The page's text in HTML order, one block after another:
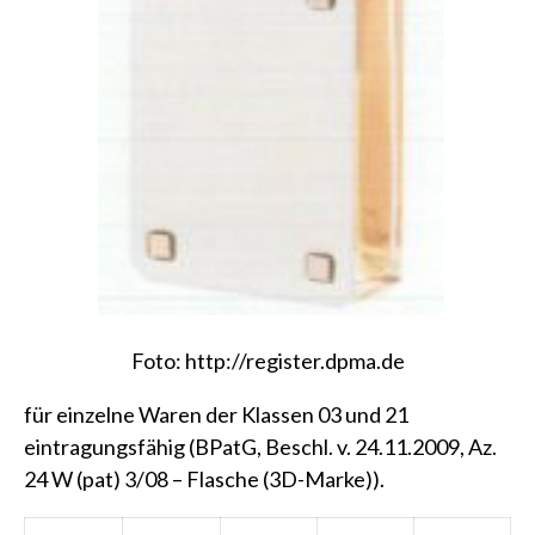
Foto: http://register.dpma.de
für einzelne Waren der Klassen 03 und 21
eintragungsfähig(BPatG, Beschl. v. 24.11.2009, Az.
24 W (pat) 3/08 – Flasche (3D-Marke)).